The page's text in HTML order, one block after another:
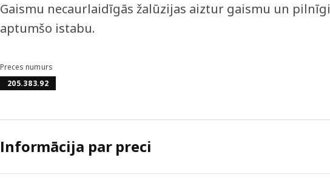
Gaismu necaurlaidīgās žalūzijas aiztur gaismu un pilnīgi
aptumšo istabu.
Preces numurs
205.383.92
Informācija par preci